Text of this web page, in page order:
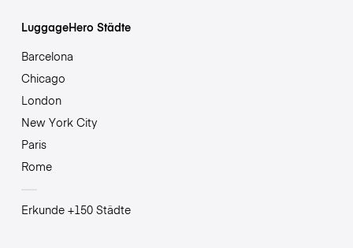
LuggageHero Städte
Barcelona
Chicago
London
New York City
Paris
Rome
Erkunde +150 Städte